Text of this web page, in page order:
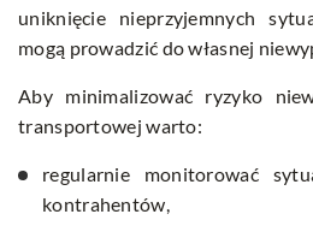
uniknięcie nieprzyjemnych
mogą prowadzić do własnej
Aby minimalizować ryzyko
transportowej warto:
regularnie monitorować
kontrahentów,